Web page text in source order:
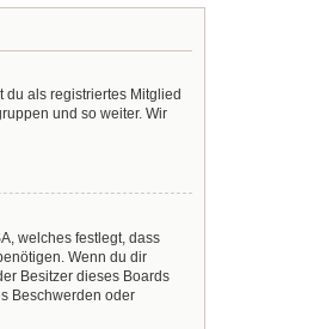
du als registriertes Mitglied
und so weiter. Wir
welches festlegt, dass
Wenn du dir
Besitzer dieses Boards
Beschwerden oder